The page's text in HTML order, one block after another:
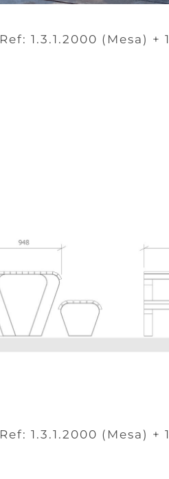
Ref: 1.3.1.2000 (Mesa) +
Ref: 1.3.1.2000 (Mesa) +